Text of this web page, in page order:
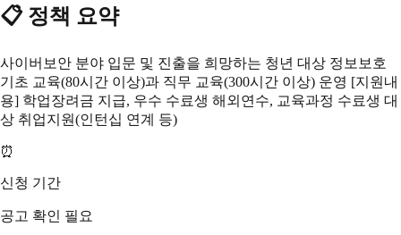
📋 정책 요약
사이버보안 분야 입문 및 진출을 희망하는 청년 대상 정보보호
기초 교육(80시간 이상)과 직무 교육(300시간 이상) 운영 [지원내
용] 학업장려금 지급, 우수 수료생 해외연수, 교육과정 수료생 대
상 취업지원(인턴십 연계 등)
⏰
신청 기간
공고 확인 필요